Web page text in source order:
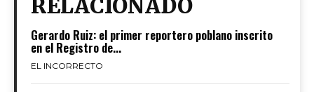
RELACIONADO
Gerardo Ruiz: el primer reportero poblano inscrito
en el Registro de...
EL INCORRECTO